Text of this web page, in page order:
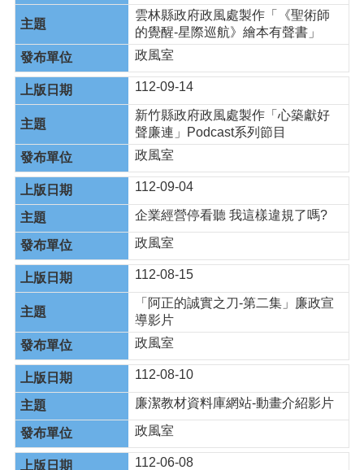
雲林縣政府政風處製作「《聖術師
的覺醒-星際巡航》繪本有聲書」
政風室
112-09-14
新竹縣政府政風處製作「心築獻好
聲廉連」Podcast系列節目
政風室
112-09-04
企業經營停看聽 我這樣違規了嗎?
政風室
112-08-15
「阿正的誠實之刀-第二集」廉政宣
導影片
政風室
112-08-10
廉潔教材資料庫網站-動畫介紹影片
政風室
112-06-08